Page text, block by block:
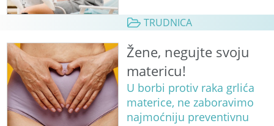
TRUDNICA
Žene, negujte svoju
matericu!
U borbi protiv raka grlića
materice, ne zaboravimo
najmoćniju preventivnu